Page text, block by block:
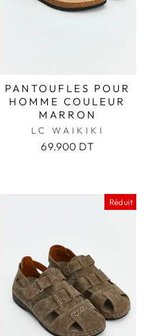
PANTOUFLES POUR
HOMME COULEUR
MARRON
LC WAIKIKI
69.900 DT
Réduit